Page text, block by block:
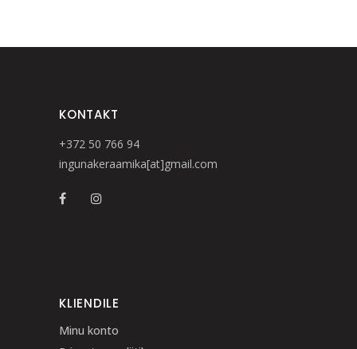
KONTAKT
+372 50 766 94
ingunakeraamika[at]gmail.com
KLIENDILE
Minu konto